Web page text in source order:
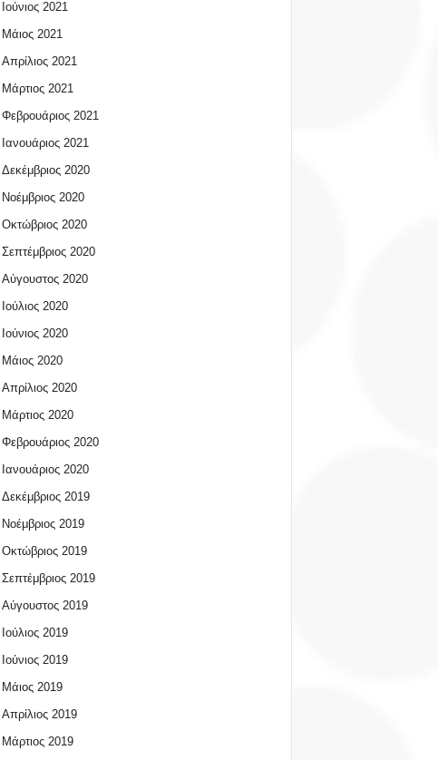
Ιούνιος 2021
Μάιος 2021
Απρίλιος 2021
Μάρτιος 2021
Φεβρουάριος 2021
Ιανουάριος 2021
Δεκέμβριος 2020
Νοέμβριος 2020
Οκτώβριος 2020
Σεπτέμβριος 2020
Αύγουστος 2020
Ιούλιος 2020
Ιούνιος 2020
Μάιος 2020
Απρίλιος 2020
Μάρτιος 2020
Φεβρουάριος 2020
Ιανουάριος 2020
Δεκέμβριος 2019
Νοέμβριος 2019
Οκτώβριος 2019
Σεπτέμβριος 2019
Αύγουστος 2019
Ιούλιος 2019
Ιούνιος 2019
Μάιος 2019
Απρίλιος 2019
Μάρτιος 2019